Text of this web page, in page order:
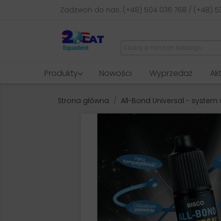
Zadzwoń do nas: (+48) 504 036 768 / (+48)
Produkty Nowości Wyprzedaż
Strona główna All-Bond Universal - system